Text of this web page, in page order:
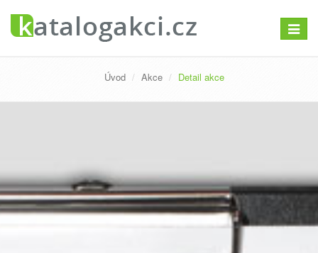
Úvod Akce Detail akce